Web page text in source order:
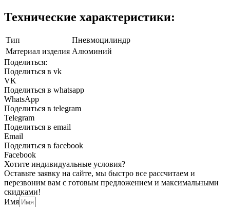
Технические характеристики:
Тип
Пневмоцилиндр
Материал изделия Алюминий
Поделиться:
Поделиться в vk
VK
Поделиться в whatsapp
WhatsApp
Поделиться в telegram
Telegram
Поделиться в email
Email
Поделиться в facebook
Facebook
Хотите индивидуальные условия?
Оставьте заявку на сайте, мы быстро все рассчитаем и
перезвоним вам с готовым предложением и максимальными
скидками!
Имя